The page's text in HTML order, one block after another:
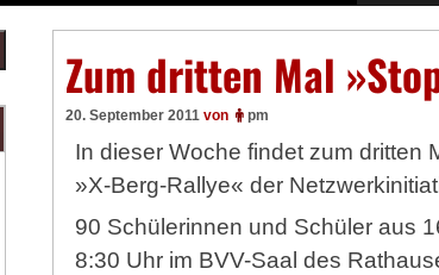
Zum dritten Mal
20. September 2011 von pm
In dieser Woche findet zum dritten
»X-Berg-Rallye« der
90 Schülerinnen und Schüler aus
8:30 Uhr im BVV-Saal des